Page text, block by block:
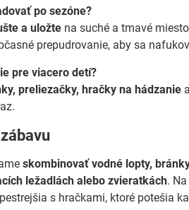
po sezóne?
a uložte na suché a tmavé
prepudrovanie, aby sa
pre viacero detí?
preliezačky, hračky na hádzanie
skombinovať vodné lopty,
ležadlách alebo zvieratkách.
s hračkami, ktoré potešia